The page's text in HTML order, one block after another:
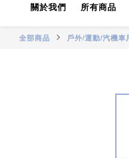
關於我們 所有商品
全部商品 戶外/運動/汽機車